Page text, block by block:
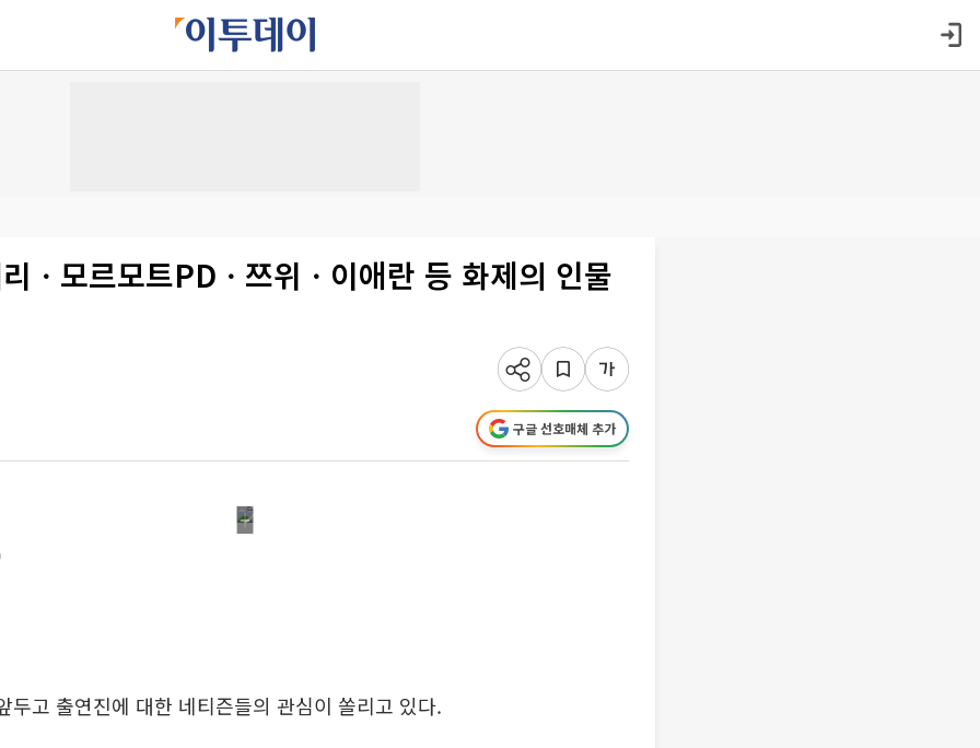
리ㆍ모르모트PDㆍ쯔위ㆍ이애란 등 화제의 인물
구글 선호매체 추가
두고 출연진에 대한 네티즌들의 관심이 쏠리고 있다.